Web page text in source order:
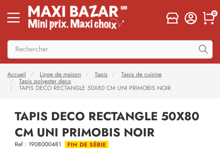
0
Accueil Linge de maison Tapis
Tapis de cuisine
Tapis polyester deco
TAPIS DECO RECTANGLE 50X80 CM UNI PRIMOBIS NOIR
TAPIS DECO RECTANGLE 50X80
CM UNI PRIMOBIS NOIR
Ref : 1908000481 FIN DE SÉRIE